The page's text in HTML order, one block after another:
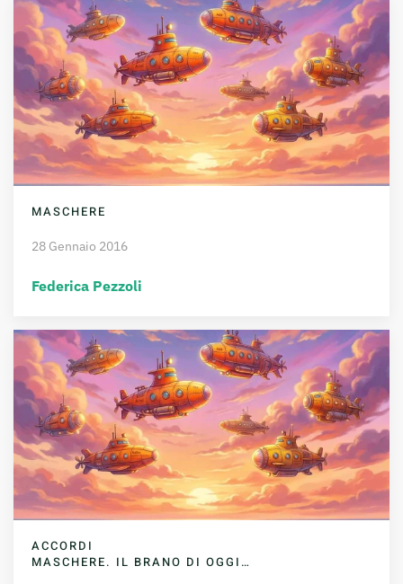
MASCHERE
28 Gennaio 2016
Federica Pezzoli
ACCORDI
MASCHERE. IL BRANO DI OGGI…